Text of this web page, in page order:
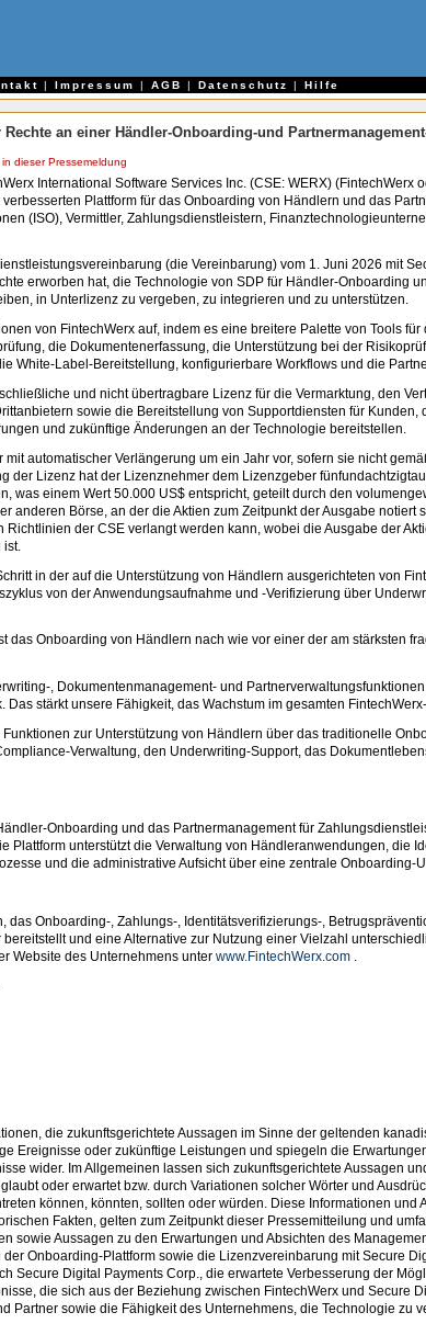
| Impressum | AGB | Datenschutz | Hilfe
an einer Händler-Onboarding-und
dieser Pressemeldung
International Software Services Inc. (CSE: WERX) (FintechWerx
Plattform für das Onboarding von Händlern und das
(ISO), Vermittler, Zahlungsdienstleistern,
(die Vereinbarung) vom 1. Juni 2026 mit
erworben hat, die Technologie von SDP für Händler-Onboarding
in Unterlizenz zu vergeben, zu integrieren und zu unterstützen.
von FintechWerx auf, indem es eine breitere Palette von Tools für
die Dokumentenerfassung, die Unterstützung bei der
White-Label-Bereitstellung, konfigurierbare Workflows und die
und nicht übertragbare Lizenz für die Vermarktung, den
sowie die Bereitstellung von Supportdiensten für Kunden,
und zukünftige Änderungen an der Technologie bereitstellen.
automatischer Verlängerung um ein Jahr vor, sofern sie nicht
der Lizenz hat der Lizenznehmer dem Lizenzgeber
was einem Wert 50.000 US$ entspricht, geteilt durch den
anderen Börse, an der die Aktien zum Zeitpunkt der Ausgabe notiert
der CSE verlangt werden kann, wobei die Ausgabe der
in der auf die Unterstützung von Händlern ausgerichteten von
von der Anwendungsaufnahme und -Verifizierung über
das Onboarding von Händlern nach wie vor einer der am stärksten
, Dokumentenmanagement- und
stärkt unsere Fähigkeit, das Wachstum im gesamten
zur Unterstützung von Händlern über das traditionelle
Verwaltung, den Underwriting-Support, das
Onboarding und das Partnermanagement für
Plattform unterstützt die Verwaltung von Händleranwendungen, die
und die administrative Aufsicht über eine zentrale Onboarding-
Onboarding-, Zahlungs-, Identitätsverifizierungs-,
und eine Alternative zur Nutzung einer Vielzahl
Website des Unternehmens unter www.FintechWerx.com .
die zukunftsgerichtete Aussagen im Sinne der geltenden
Ereignisse oder zukünftige Leistungen und spiegeln die
wider. Im Allgemeinen lassen sich zukunftsgerichtete Aussagen
oder erwartet bzw. durch Variationen solcher Wörter und
können, könnten, sollten oder würden. Diese Informationen und
Fakten, gelten zum Zeitpunkt dieser Pressemitteilung und
sowie Aussagen zu den Erwartungen und Absichten des
Onboarding-Plattform sowie die Lizenzvereinbarung mit Secure
Secure Digital Payments Corp., die erwartete Verbesserung der
die sich aus der Beziehung zwischen FintechWerx und Secure
Partner sowie die Fähigkeit des Unternehmens, die Technologie zu